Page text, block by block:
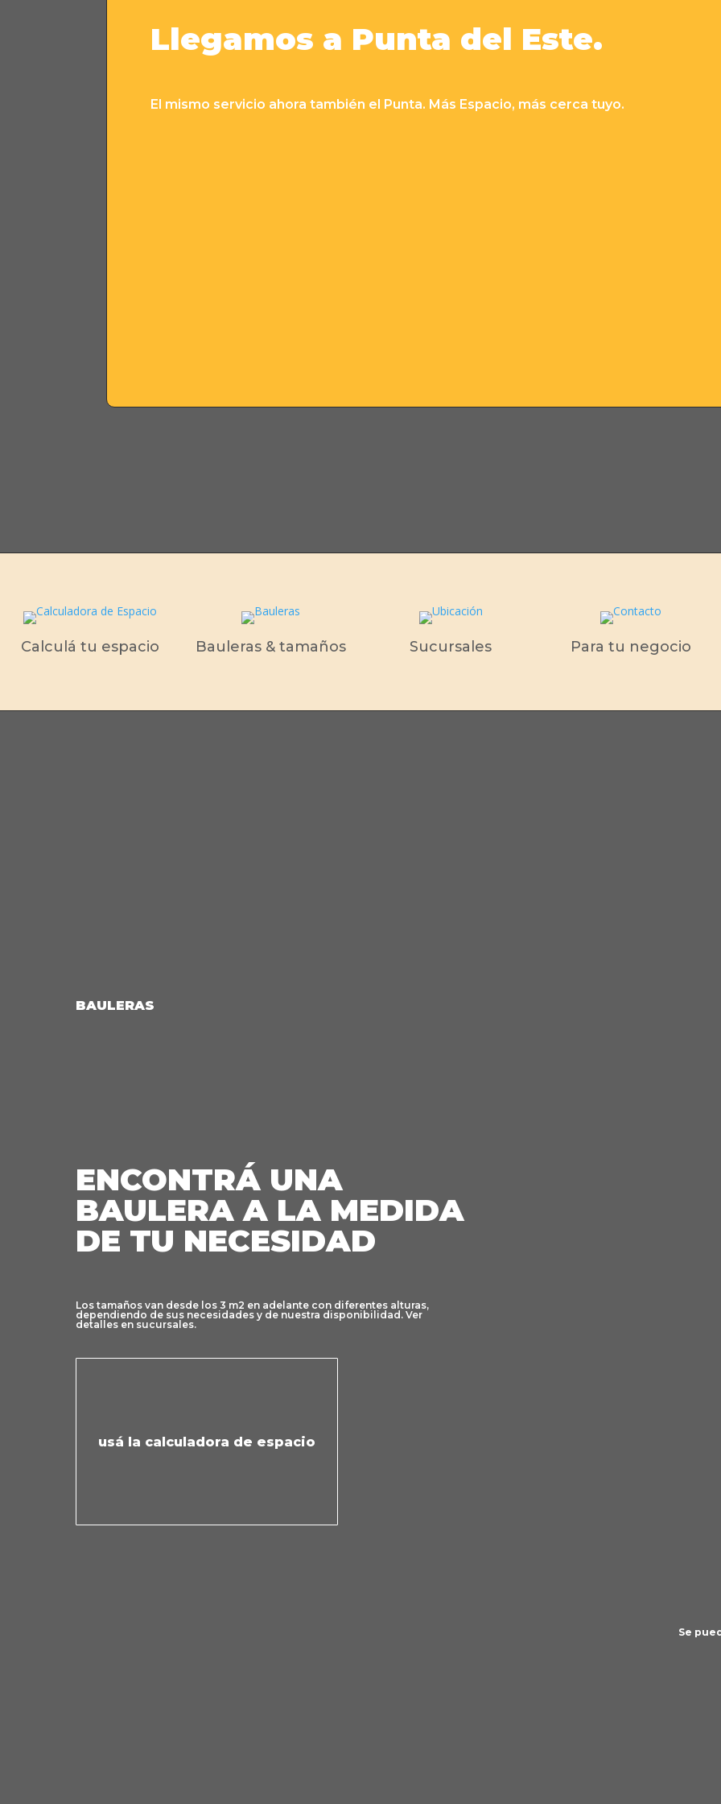
existe.
Sin depósitos, sin garantías, sin vueltas.
Llegamos a Punta del Este.
El mismo servicio ahora también el Punta. Más Espacio, más cerca tuyo.
Calculá tu espacio Bauleras & tamaños Sucursales Para tu negocio
BAULERAS
ENCONTRÁ UNA
BAULERA A LA MEDIDA
DE TU NECESIDAD
Los tamaños van desde los 3 m2 en adelante con diferentes alturas,
dependiendo de sus necesidades y de nuestra disponibilidad. Ver
detalles en sucursales.
usá la calculadora de espacio
Se